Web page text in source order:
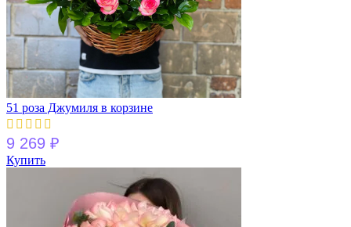
51 роза Джумиля в корзине
9 269 ₽
Купить